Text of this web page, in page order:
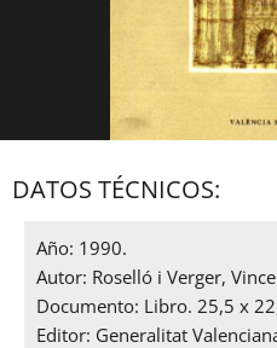
DATOS TÉCNICOS:
Año: 1990.
Autor: Roselló i Verger,
Documento: Libro. 25,5 x
Editor: Generalitat